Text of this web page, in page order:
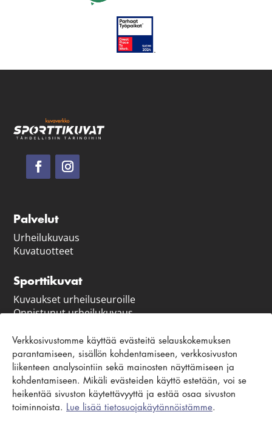
Verkkosivustomme käyttää evästeitä selauskokemuksen
parantamiseen, sisällön kohdentamiseen, verkkosivuston
liikenteen analysointiin sekä mainosten näyttämiseen ja
kohdentamiseen. Mikäli evästeiden käyttö estetään, voi se
heikentää sivuston käytettävyyttä ja estää osaa sivuston
toiminnoista. Lue lisää tietosuojakäytännöistämme.
Palvelut
Urheilukuvaus
Kuvatuotteet
Sporttikuvat
Kuvaukset urheiluseuroille
Onnistunut urheilukuvaus
Asiakaspalvelu ja ohjeet
Ota yhteyttä
Usein kysytyt kysymykset
Yhteydenottolomake